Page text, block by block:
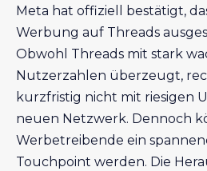
Meta hat offiziell bestätigt,
Werbung auf Threads
Obwohl Threads mit stark
Nutzerzahlen überzeugt,
kurzfristig nicht mit riesigen
neuen Netzwerk. Dennoch
Werbetreibende ein
Touchpoint werden. Die